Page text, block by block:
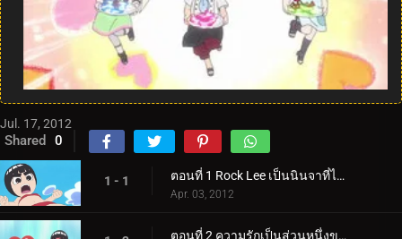
Jul. 17, 2012
Shared 0
1 - 1 ตอนที่ 1 Rock Lee เป็นนินจาที่ไม่สามารถใช้วิชานินจาได้ / คู่แข่งของ Rock Lee คือ Naruto
Apr. 03, 2012
ตอนที่ 2 ความรักเป็นส่วนหนึ่งของฤดูใบไม้ผลิแห่งความเยาว์วัย / ความรักทำให้ทั้งสองฝ่ายบ้าคลั่ง